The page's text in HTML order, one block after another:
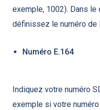
exemple, 1002). Dans le
définissez le numéro de
Numéro E.164
Indiquez votre numéro
exemple si votre